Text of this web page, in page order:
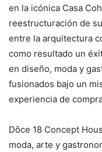
en la icónica Casa
reestructuración de
entre la arquitectura
como resultado un
en diseño, moda y
fusionados bajo un
experiencia de
Dôce 18 Concept
moda, arte y